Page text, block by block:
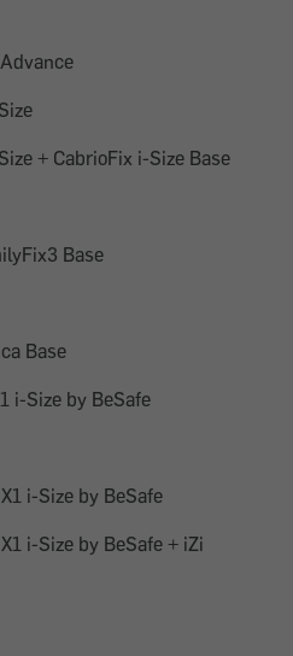
+ CabrioFix i-Size Base
Base
Base
i-Size by BeSafe
X1 i-Size by BeSafe
i-Size by BeSafe + iZi